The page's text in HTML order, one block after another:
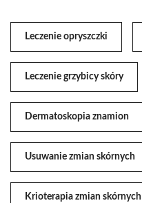
Leczenie opryszczki
Leczenie grzybicy skóry
Dermatoskopia znamion
Usuwanie zmian skórnych
Krioterapia zmian skórnych